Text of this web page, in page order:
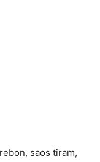
saos tiram,